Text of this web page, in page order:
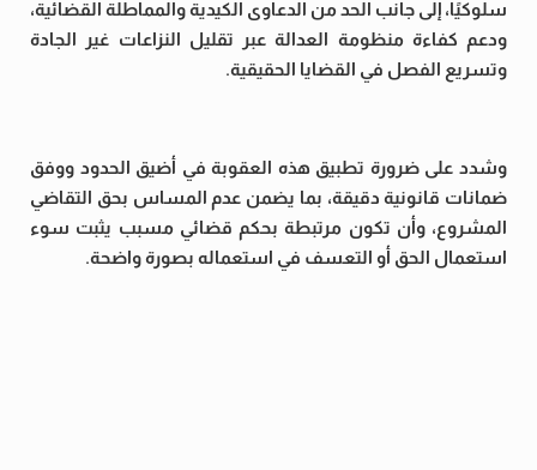
سلوكيًا، إلى جانب الحد من الدعاوى الكيدية والمماطلة القضائية،
ودعم كفاءة منظومة العدالة عبر تقليل النزاعات غير الجادة
وتسريع الفصل في القضايا الحقيقية.
وشدد على ضرورة تطبيق هذه العقوبة في أضيق الحدود ووفق
ضمانات قانونية دقيقة، بما يضمن عدم المساس بحق التقاضي
المشروع، وأن تكون مرتبطة بحكم قضائي مسبب يثبت سوء
استعمال الحق أو التعسف في استعماله بصورة واضحة.